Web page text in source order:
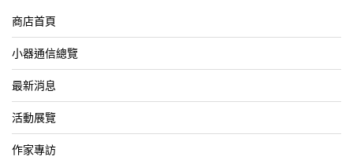
商店首頁
小器通信總覽
最新消息
活動展覽
作家專訪